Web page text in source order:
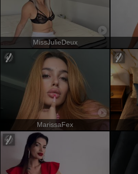
MissJulieDeux
MarissaFex